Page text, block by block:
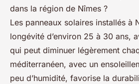
dans la région de Nîmes ?
Les panneaux solaires installés à
longévité d’environ 25 à 30 ans,
qui peut diminuer légèrement
méditerranéen, avec un
peu d’humidité, favorise la